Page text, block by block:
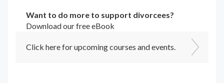
Want to do more to support divorcees?
Download our free eBook
Click here for upcoming courses and events.